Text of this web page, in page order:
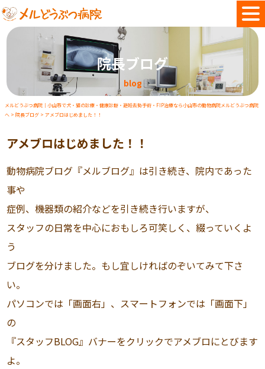
院長ブログ
blog
メルどうぶつ病院｜小山市で犬・猫の診療・健康診断・避妊去勢手術・FIP治療なら小山市の動物病院メルどうぶつ病院
へ > 院長ブログ > アメブロはじめました！！
アメブロはじめました！！
動物病院ブログ『メルブログ』は引き続き、院内であった
事や
症例、機器類の紹介などを引き続き行いますが、
スタッフの日常を中心におもしろ可笑しく、綴っていくよ
う
ブログを分けました。もし宜しければのぞいてみて下さ
い。
パソコンでは「画面右」、スマートフォンでは「画面下」
の
『スタッフBLOG』バナーをクリックでアメブロにとびます
よ。